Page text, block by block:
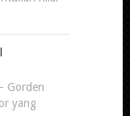
Gorden
yang